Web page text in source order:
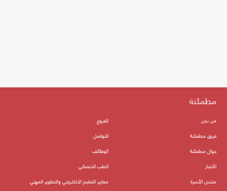
مطمئنة
من نحن
فريق مطمئنة
جوال مطمئنة
الأخبار
منتدى الأسرة
الفروع
التواصل
الوظائف
الطب الاتصالي
معايير التعليم الالكتروني والتطوير المهني